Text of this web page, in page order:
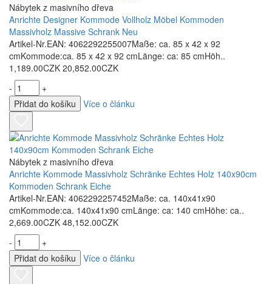
Nábytek z masivního dřeva
Anrichte Designer Kommode Vollholz Möbel Kommoden
Massivholz Massive Schrank Neu
Artikel-Nr.EAN: 4062292255007Maße: ca. 85 x 42 x 92
cmKommode:ca. 85 x 42 x 92 cmLänge: ca: 85 cmHöh..
1,189.00CZK 20,852.00CZK
-
+
Přidat do košíku
Více o článku
Nábytek z masivního dřeva
Anrichte Kommode Massivholz Schränke Echtes Holz 140x90cm
Kommoden Schrank Eiche
Artikel-Nr.EAN: 4062292257452Maße: ca. 140x41x90
cmKommode:ca. 140x41x90 cmLänge: ca: 140 cmHöhe: ca..
2,669.00CZK 48,152.00CZK
-
+
Přidat do košíku
Více o článku